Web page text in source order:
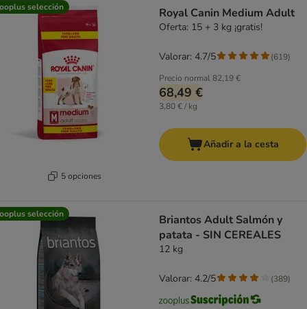
selección
5 opciones
Royal Canin Medium Adult
Oferta: 15 + 3 kg ¡gratis!
Precio normal82,19 €
68,49 €
3,80 € / kg
Valorar: 4.7/5 (619)
Añadir a la cesta
selección
Briantos Adult Salmón y
patata - SIN CEREALES
12 kg
Valorar: 4.2/5 (389)